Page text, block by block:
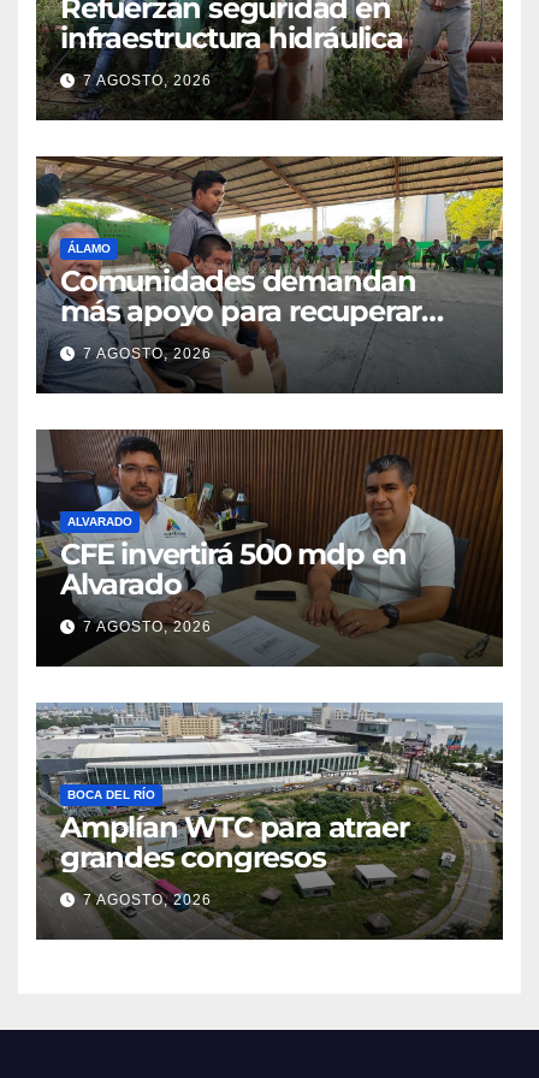
Refuerzan seguridad en
infraestructura hidráulica
7 AGOSTO, 2026
ÁLAMO
Comunidades demandan
más apoyo para recuperar
parcelas
7 AGOSTO, 2026
ALVARADO
CFE invertirá 500 mdp en
Alvarado
7 AGOSTO, 2026
BOCA DEL RÍO
Amplían WTC para atraer
grandes congresos
7 AGOSTO, 2026